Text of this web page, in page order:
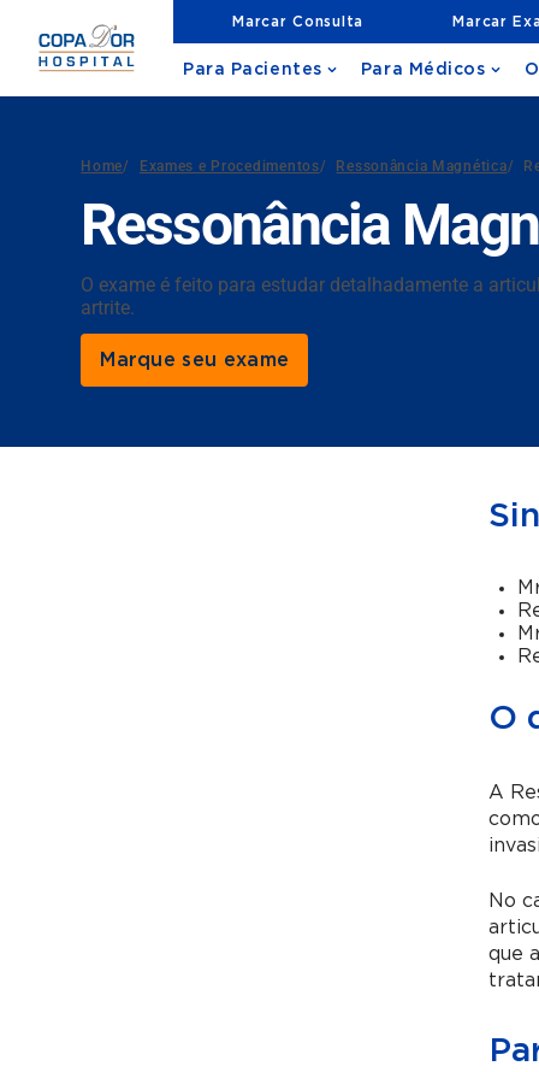
Marcar Consulta Marcar
Para Pacientes Para Médicos
Home/ Exames e Procedimentos/ Ressonância Magnética/
Ressonância
O exame é feito para estudar detalhadamente a
artrite.
Marque seu exame
O
A
No
que